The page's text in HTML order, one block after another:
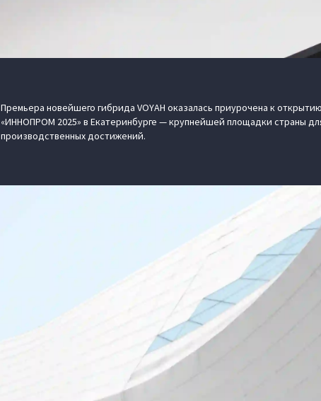
Премьера новейшего гибрида VOYAH оказалась приурочена к
«ИННОПРОМ 2025» в Екатеринбурге — крупнейшей площадки страны
производственных достижений.